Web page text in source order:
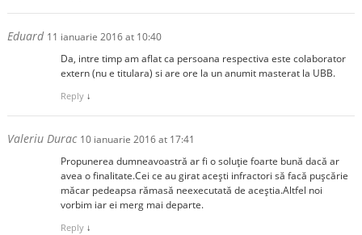
Eduard 11 ianuarie 2016 at 10:40
Da, intre timp am aflat ca persoana respectiva este colaborator
extern (nu e titulara) si are ore la un anumit masterat la UBB.
Reply ↓
Valeriu Durac 10 ianuarie 2016 at 17:41
Propunerea dumneavoastră ar fi o soluție foarte bună dacă ar
avea o finalitate.Cei ce au girat acești infractori să facă pușcărie
măcar pedeapsa rămasă neexecutată de aceștia.Altfel noi
vorbim iar ei merg mai departe.
Reply ↓